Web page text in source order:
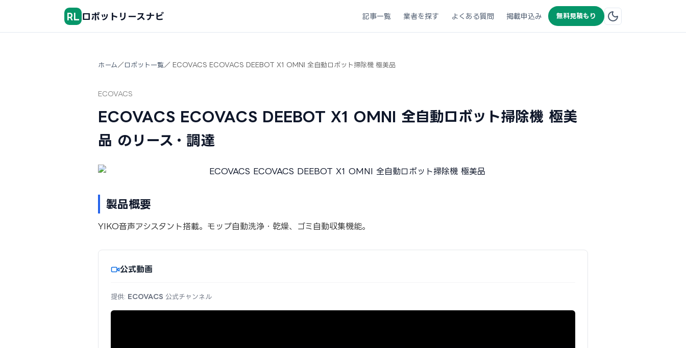
RL ロボットリースナビ 記事一覧 業者を探す よくある質問 掲載申込み 無料見積もり
ホーム ／ ロボット一覧／ ECOVACS ECOVACS DEEBOT X1 OMNI 全自動ロボット掃除機 極美品
ECOVACS
ECOVACS ECOVACS DEEBOT X1 OMNI 全自動ロボット掃除機 極美
品 のリース・調達
製品概要
YIKO音声アシスタント搭載。モップ自動洗浄・乾燥、ゴミ自動収集機能。
公式動画
提供: ECOVACS 公式チャンネル